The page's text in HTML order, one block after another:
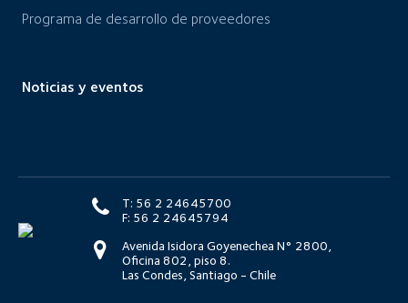
Programa de desarrollo de proveedores
Noticias y eventos
T: 56 2 24645700
F: 56 2 24645794
Avenida Isidora Goyenechea N° 2800,
Oficina 802, piso 8.
Las Condes, Santiago - Chile